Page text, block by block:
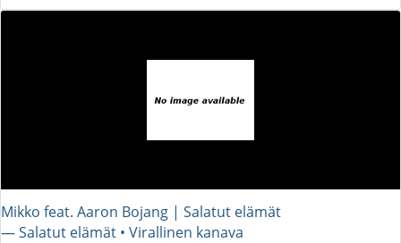
Mikko feat. Aaron Bojang | Salatut elämät
― Salatut elämät • Virallinen kanava